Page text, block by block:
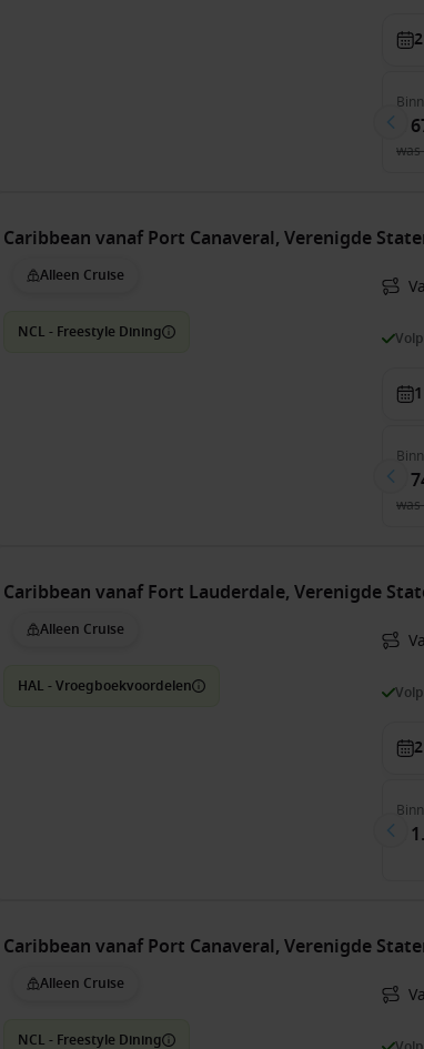
€
was
Caribbean vanaf Port Canaveral, Verenigde
Alleen Cruise
NCL - Freestyle Dining
€
was
Caribbean vanaf Fort Lauderdale, Verenigde
Alleen Cruise
HAL - Vroegboekvoordelen
€
Caribbean vanaf Port Canaveral, Verenigde
Alleen Cruise
NCL - Freestyle Dining